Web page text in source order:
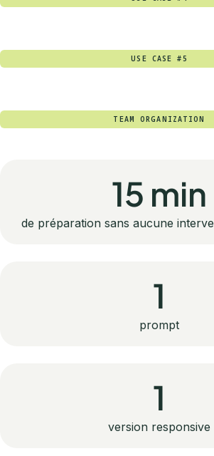
USE CASE #5
TEAM ORGANIZATION
15 min
de préparation sans aucune
1
prompt
1
version responsive